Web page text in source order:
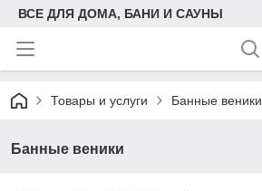
ВСЕ ДЛЯ ДОМА, БАНИ И САУНЫ
Товары и услуги Банные веники
Банные веники